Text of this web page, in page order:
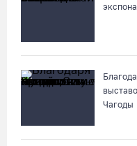
Чагоды